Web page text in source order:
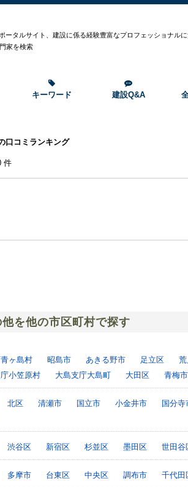
ータルサイト、建設に係る経験豊富なプロフェッショナルに
家を検索
キーワード 建設Q&A
口コミランキング
を他の市区町村で探す
ヶ島村 昭島市 あきる野市 足立区
小笠原村
大島支庁大島町 大田区 青梅市
北区 清瀬市 国立市 小金井市 国分寺
渋谷区 新宿区 杉並区 墨田区 世田谷
多摩市 台東区 中央区 調布市 千代田